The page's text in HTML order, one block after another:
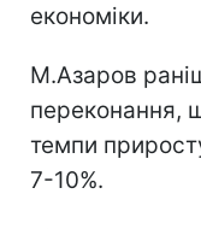
економіки.
М.Азаров
переконання,
темпи
7-10%.